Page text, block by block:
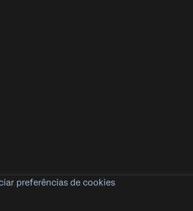
preferências de cookies